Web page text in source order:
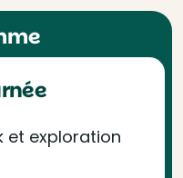
et exploration